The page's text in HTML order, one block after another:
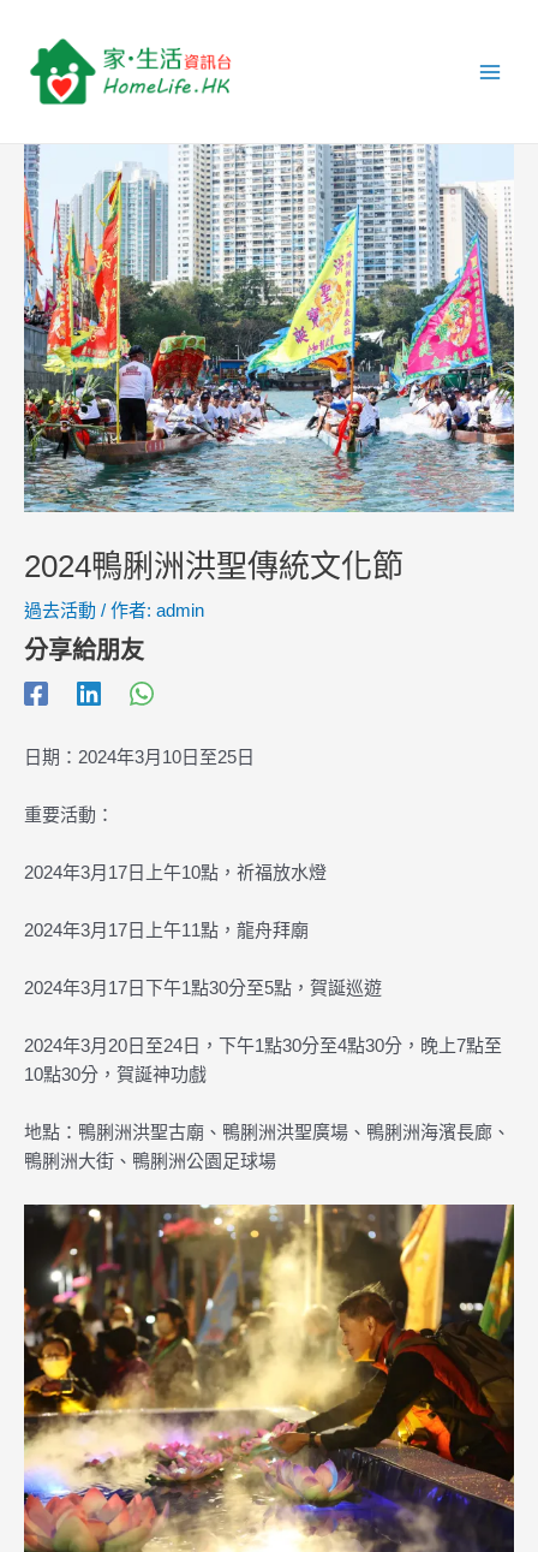
2024鴨脷洲洪聖傳統文化節
過去活動 / 作者: admin
分享給朋友
日期：2024年3月10日至25日
重要活動：
2024年3月17日上午10點，祈福放水燈
2024年3月17日上午11點，龍舟拜廟
2024年3月17日下午1點30分至5點，賀誕巡遊
2024年3月20日至24日，下午1點30分至4點30分，晚上7點至
10點30分，賀誕神功戲
地點：鴨脷洲洪聖古廟、鴨脷洲洪聖廣場、鴨脷洲海濱長廊、
鴨脷洲大街、鴨脷洲公園足球場
navigation